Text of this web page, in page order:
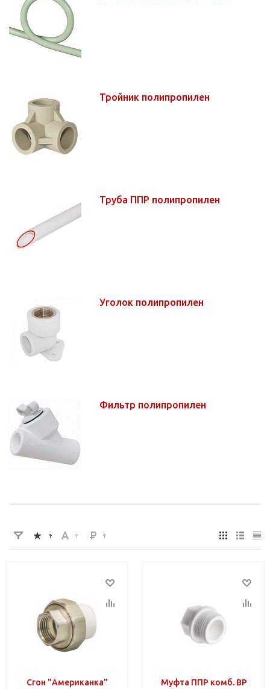
Тройник полипропилен
Труба ППР полипропилен
Уголок полипропилен
Фильтр полипропилен
Сгон "Американка"
Муфта ППР комб. ВР